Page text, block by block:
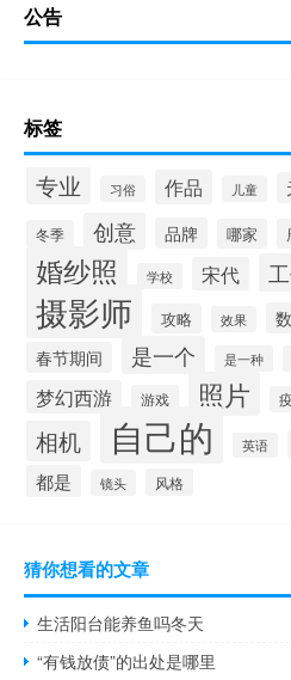
公告
标签
专业 习俗 作品 儿童
冬季 创意 品牌 哪家
婚纱照 学校 宋代
摄影师 攻略 效果
春节期间 是一个 是一种
梦幻西游 游戏 照片
相机 自己的 英语
都是
镜头 风格
猜你想看的文章
生活阳台能养鱼吗冬天
“有钱放债”的出处是哪里